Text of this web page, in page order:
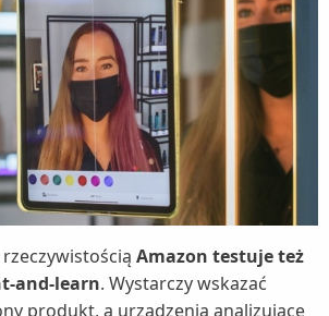
Amazon testuje też
and-learn. Wystarczy wskazać
produkt, a urządzenia analizujące